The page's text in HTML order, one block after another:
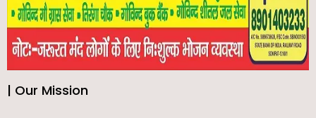
| Our Mission